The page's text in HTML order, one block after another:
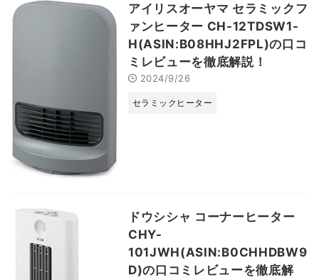
アイリスオーヤマ セラミックフ
ァンヒーター CH-12TDSW1-
H(ASIN:B08HHJ2FPL)の口コ
ミレビューを徹底解説！
2024/9/26
セラミックヒーター
ドウシシャ コーナーヒーター
CHY-
101JWH(ASIN:B0CHHDBW9
D)の口コミレビューを徹底解